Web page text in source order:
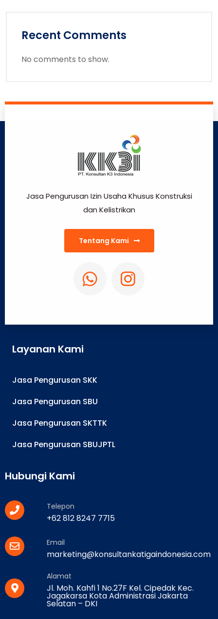
Recent Comments
No comments to show.
Jasa Pengurusan Izin Usaha Khusus Konstruksi
dan Kelistrikan
Tentang Kami
Layanan Kami
Jasa Pengurusan SKK
Jasa Pengurusan SBU
Jasa Pengurusan SKTTK
Jasa Pengurusan SBUJPTL
Hubungi Kami
Telepon
+62 812 8247 7715
Email
marketing@konsultankatigaindonesia.com
Alamat
Jl. Moh. Kahfi 1 No.27F Kel. Cipedak Kec.
Jagakarsa Kota Administrasi Jakarta
Selatan – DKI